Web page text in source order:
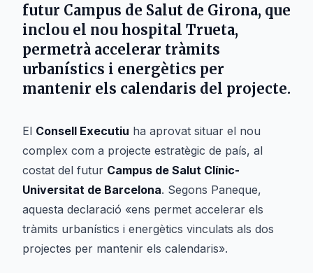
futur Campus de Salut de Girona, que
inclou el nou hospital Trueta,
permetrà accelerar tràmits
urbanístics i energètics per
mantenir els calendaris del projecte.
El Consell Executiu ha aprovat situar el nou
complex com a projecte estratègic de país, al
costat del futur Campus de Salut Clínic-
Universitat de Barcelona. Segons Paneque,
aquesta declaració «ens permet accelerar els
tràmits urbanístics i energètics vinculats als dos
projectes per mantenir els calendaris».